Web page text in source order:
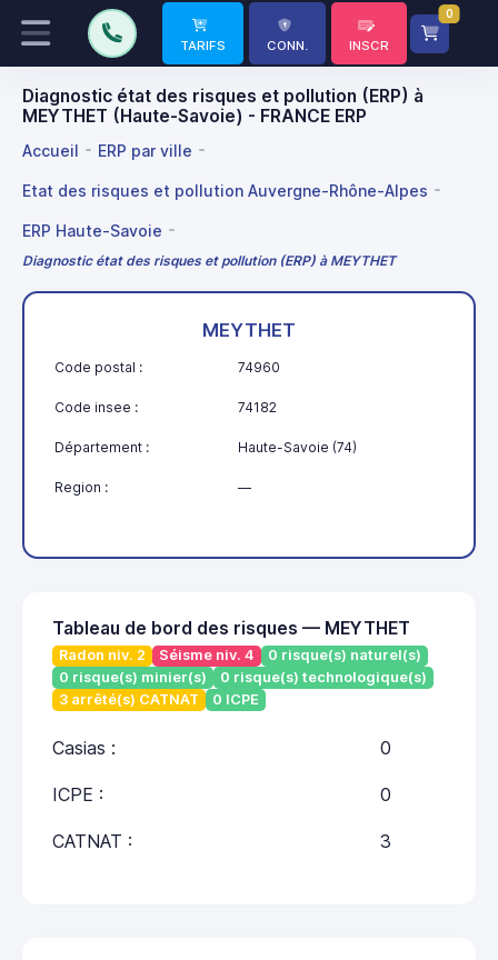
TARIFS CONN. INSCR
0
Diagnostic état des risques et pollution (ERP) à
MEYTHET (Haute-Savoie) - FRANCE ERP
Accueil ERP par ville
Etat des risques et pollution Auvergne-Rhône-Alpes
ERP Haute-Savoie
Diagnostic état des risques et pollution (ERP) à MEYTHET
MEYTHET
Code postal : 74960
Code insee : 74182
Département : Haute-Savoie (74)
Region : —
Tableau de bord des risques — MEYTHET
Radon niv. 2 Séisme niv. 4
0 risque(s) naturel(s)
0 risque(s) minier(s)
0 risque(s) technologique(s)
3 arrêté(s) CATNAT
0 ICPE
Casias : 0
ICPE : 0
CATNAT : 3